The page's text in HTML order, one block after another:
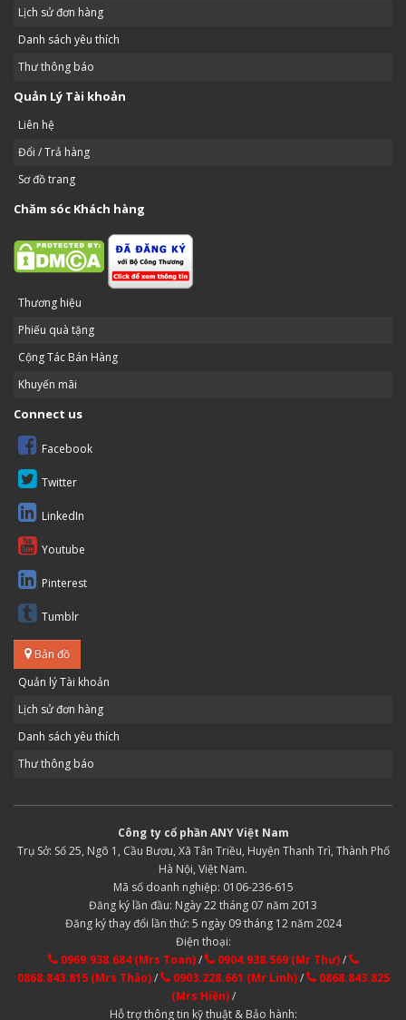
Lịch sử đơn hàng
Danh sách yêu thích
Thư thông báo
Quản Lý Tài khoản
Liên hệ
Đổi / Trả hàng
Sơ đồ trang
Chăm sóc Khách hàng
Thương hiệu
Phiếu quà tặng
Cộng Tác Bán Hàng
Khuyến mãi
Connect us
Facebook
Twitter
LinkedIn
Youtube
Pinterest
Tumblr
Bản đồ
Quản lý Tài khoản
Lịch sử đơn hàng
Danh sách yêu thích
Thư thông báo
Công ty cổ phần ANY Việt Nam
Trụ Sở: Số 25, Ngõ 1, Cầu Bươu, Xã Tân Triều, Huyện Thanh Trì, Thành Phố
Hà Nội, Việt Nam.
Mã số doanh nghiệp: 0106-236-615
Đăng ký lần đầu: Ngày 22 tháng 07 năm 2013
Đăng ký thay đổi lần thứ: 5 ngày 09 tháng 12 năm 2024
Điện thoại:
0969.938.684 (Mrs Toan)/ 0904.938.569 (Mr Thư)/
0868.843.815 (Mrs Thảo)/ 0903.228.661 (Mr Linh)/
0868.843.825
(Mrs Hiền)/
Hỗ trợ thông tin kỹ thuật & Bảo hành: